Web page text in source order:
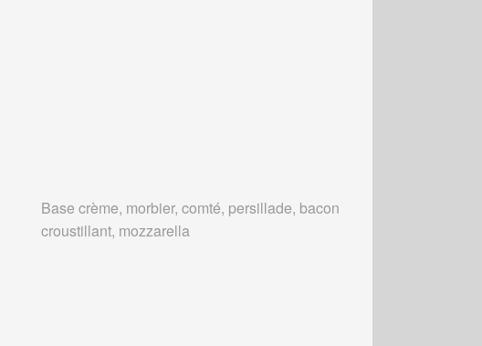
Base crème, morbier, comté, persillade, bacon
croustillant, mozzarella